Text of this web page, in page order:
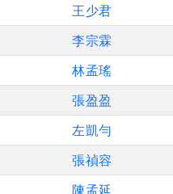
王少君
李宗霖
林孟瑤
張盈盈
左凱勻
張禎容
陳孟延